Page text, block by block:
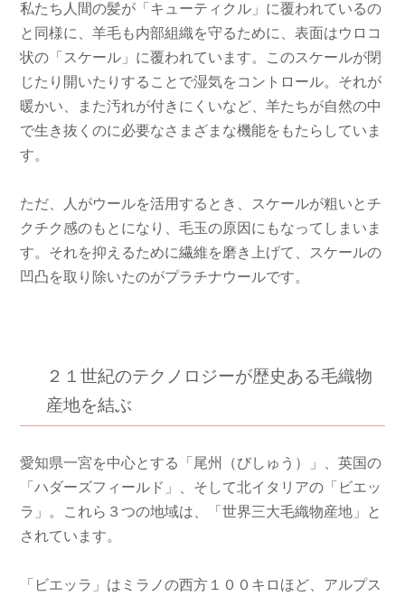
私たち人間の髪が「キューティクル」に覆われているの
と同様に、羊毛も内部組織を守るために、表面はウロコ
状の「スケール」に覆われています。このスケールが閉
じたり開いたりすることで湿気をコントロール。それが
暖かい、また汚れが付きにくいなど、羊たちが自然の中
で生き抜くのに必要なさまざまな機能をもたらしていま
す。
ただ、人がウールを活用するとき、スケールが粗いとチ
クチク感のもとになり、毛玉の原因にもなってしまいま
す。それを抑えるために繊維を磨き上げて、スケールの
凹凸を取り除いたのがプラチナウールです。
２１世紀のテクノロジーが歴史ある毛織物
産地を結ぶ
愛知県一宮を中心とする「尾州（びしゅう）」、英国の
「ハダーズフィールド」、そして北イタリアの「ビエッ
ラ」。これら３つの地域は、「世界三大毛織物産地」と
されています。
「ビエッラ」はミラノの西方１００キロほど、アルプス